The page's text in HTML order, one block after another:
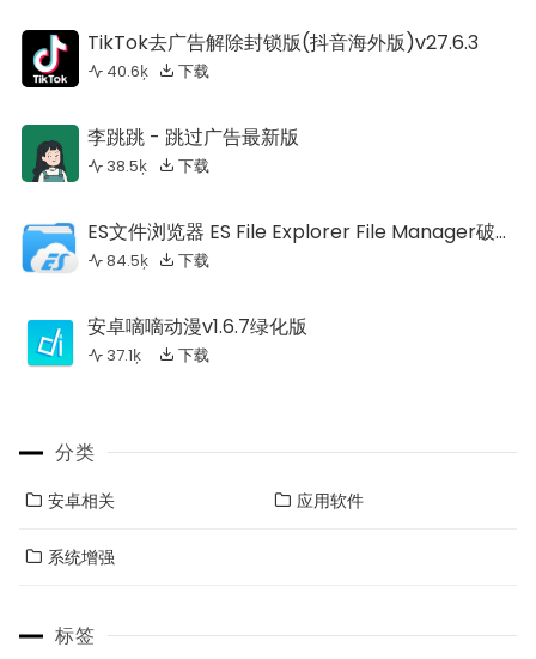
TikTok去广告解除封锁版(抖音海外版)v27.6.3
40.6ķ 下载
李跳跳 - 跳过广告最新版
38.5ķ 下载
ES文件浏览器 ES File Explorer File Manager破解
版84.5ķ 下载
安卓嘀嘀动漫v1.6.7绿化版
37.1ķ 下载
分类
安卓相关 应用软件
系统增强
标签